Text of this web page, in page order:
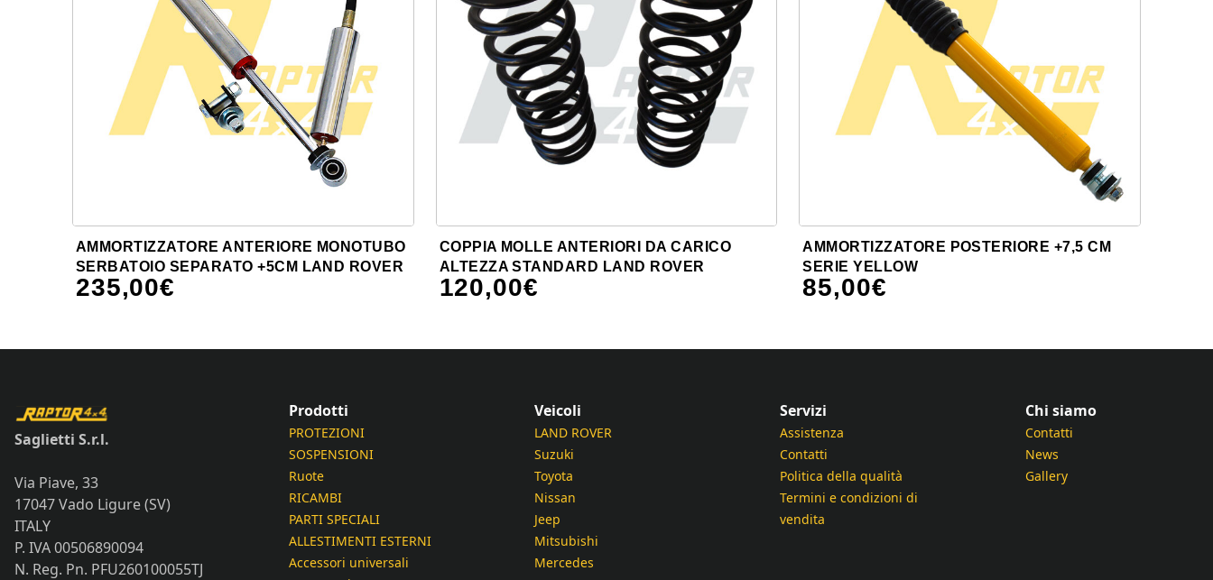
AMMORTIZZATORE ANTERIORE MONOTUBO
SERBATOIO SEPARATO +5CM LAND ROVER
235,00€
COPPIA MOLLE ANTERIORI DA CARICO
ALTEZZA STANDARD LAND ROVER
120,00€
AMMORTIZZATORE POSTERIORE +7,5 CM
SERIE YELLOW
85,00€
Saglietti S.r.l.
Via Piave, 33
17047 Vado Ligure (SV)
ITALY
P. IVA 00506890094
N. Reg. Pn. PFU260100055TJ
Prodotti
PROTEZIONI
SOSPENSIONI
Ruote
RICAMBI
PARTI SPECIALI
ALLESTIMENTI ESTERNI
Accessori universali
Veicoli
LAND ROVER
Suzuki
Toyota
Nissan
Jeep
Mitsubishi
Mercedes
Servizi
Assistenza
Contatti
Politica della qualità
Termini e condizioni di
vendita
Chi siamo
Contatti
News
Gallery